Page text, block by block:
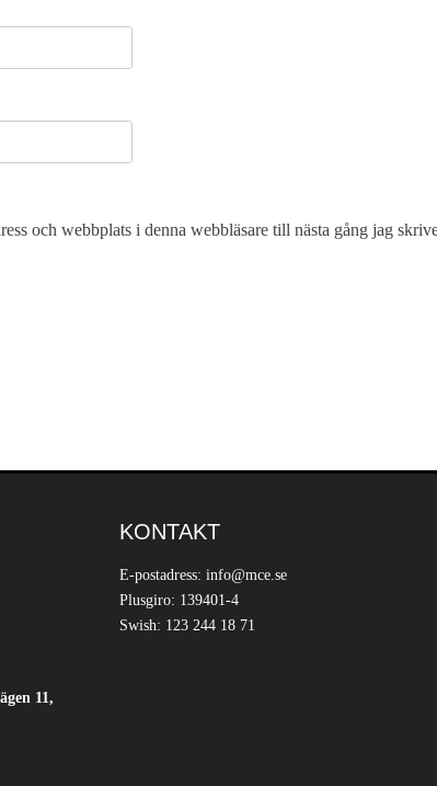
och webbplats i denna webbläsare till nästa gång jag
11,
KONTAKT
E-postadress: info@mce.se
Plusgiro: 139401-4
Swish: 123 244 18 71